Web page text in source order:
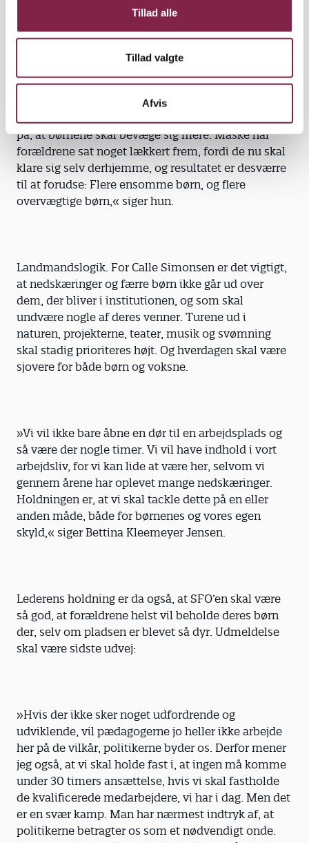
Tillad alle
Tillad valgte
Afvis
klare sig selv, flyttes nedad.
»En del af børnene vil bare sidde hjemme ved
computeren efter skoletid. De kommer til at
bevæge sig mindre i en tid, hvor der lægges vægt
på, at børnene skal bevæge sig mere. Måske har
forældrene sat noget lækkert frem, fordi de nu skal
klare sig selv derhjemme, og resultatet er desværre
til at forudse: Flere ensomme børn, og flere
overvægtige børn,« siger hun.
Landmandslogik. For Calle Simonsen er det vigtigt,
at nedskæringer og færre børn ikke går ud over
dem, der bliver i institutionen, og som skal
undvære nogle af deres venner. Turene ud i
naturen, projekterne, teater, musik og svømning
skal stadig prioriteres højt. Og hverdagen skal være
sjovere for både børn og voksne.
»Vi vil ikke bare åbne en dør til en arbejdsplads og
så være der nogle timer. Vi vil have indhold i vort
arbejdsliv, for vi kan lide at være her, selvom vi
gennem årene har oplevet mange nedskæringer.
Holdningen er, at vi skal tackle dette på en eller
anden måde, både for børnenes og vores egen
skyld,« siger Bettina Kleemeyer Jensen.
Lederens holdning er da også, at SFO’en skal være
så god, at forældrene helst vil beholde deres børn
der, selv om pladsen er blevet så dyr. Udmeldelse
skal være sidste udvej:
»Hvis der ikke sker noget udfordrende og
udviklende, vil pædagogerne jo heller ikke arbejde
her på de vilkår, politikerne byder os. Derfor mener
jeg også, at vi skal holde fast i, at ingen må komme
under 30 timers ansættelse, hvis vi skal fastholde
de kvalificerede medarbejdere, vi har i dag. Men det
er en svær kamp. Man har nærmest indtryk af, at
politikerne betragter os som et nødvendigt onde.